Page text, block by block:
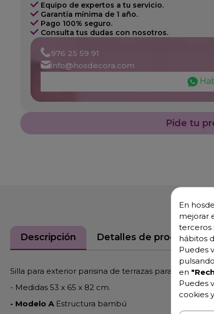
Equipo de expertos a tu servicio.
Garantía mínima de 1 año.
Pago 100% seguro.
Consulta tus dudas con nosotros.
976 25 59 91
info@hosdecora.com
Pide tu
Descripción Detalles de producto
Silla para exterior parisina de terrazas para
- Medidas 53 x 65 x 82 cm.
- Modelo A Estructura bambú
En
mejorar
terceros
hábitos
Puedes
en
Puedes
cookies